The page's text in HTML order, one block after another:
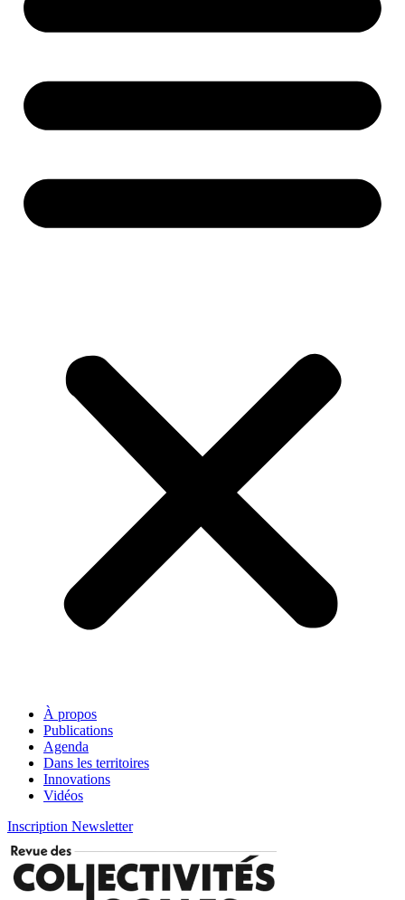
À propos
Publications
Agenda
Dans les territoires
Innovations
Vidéos
Inscription Newsletter